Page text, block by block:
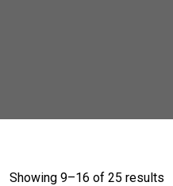
Showing 9–16 of 25 results